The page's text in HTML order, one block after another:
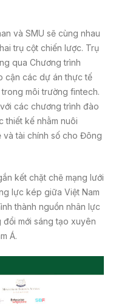
và SMU sẽ cùng nhau
trụ cột chiến lược. Trụ
qua Chương trình
cận các dự án thực tế
môi trường fintech.
các chương trình đào
thiết kế nhằm nuôi
tài chính số cho Đông
kết chặt chẽ mạng lưới
lực kép giữa Việt Nam
thành nguồn nhân lực
mới sáng tạo xuyên
Á.